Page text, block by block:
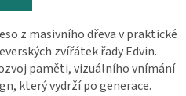
z masivního dřeva v praktické
zvířátek řady Edvin.
paměti, vizuálního vnímání
který vydrží po generace.